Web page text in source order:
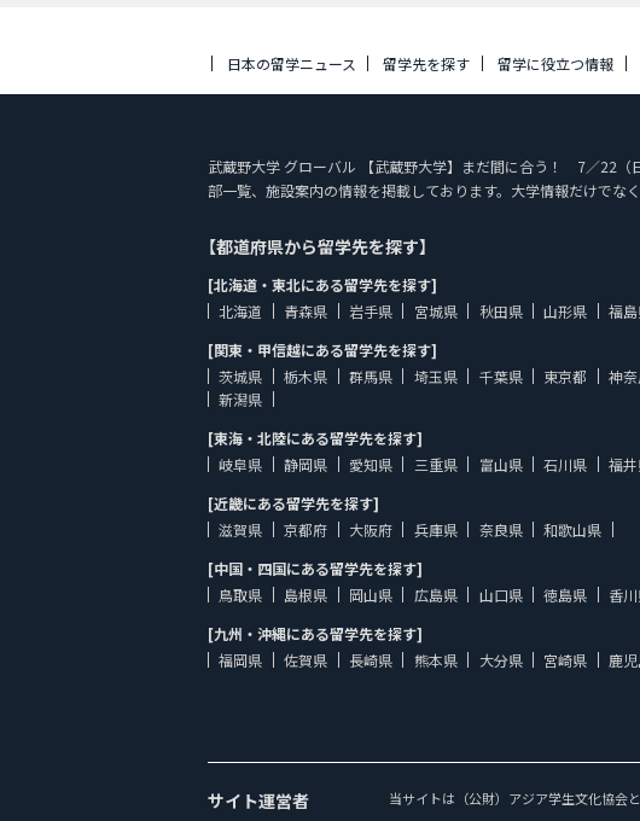
日本の留学ニュース 留学先を探す 留学に役立つ情報
武蔵野大学 グローバル 【武蔵野大学】まだ間に合う！ 7／22（
部一覧、施設案内の情報を掲載しております。大学情報だけで
【都道府県から留学先を探す】
[北海道・東北にある留学先を探す]
北海道
青森県 岩手県 宮城県 秋田県 山形県
福
[関東・甲信越にある留学先を探す]
茨城県
栃木県 群馬県 埼玉県 千葉県 東京都 神
新潟県
[東海・北陸にある留学先を探す]
岐阜県
静岡県 愛知県 三重県 富山県 石川県
福
[近畿にある留学先を探す]
滋賀県
京都府 大阪府 兵庫県 奈良県
和歌山県
[中国・四国にある留学先を探す]
鳥取県
島根県 岡山県 広島県 山口県 徳島県 香
[九州・沖縄にある留学先を探す]
福岡県
佐賀県 長崎県 熊本県 大分県 宮崎県 鹿
サイト運営者 当サイトは（公財）アジア学生文化協会